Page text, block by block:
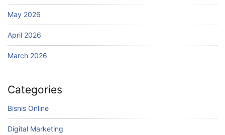
May 2026
April 2026
March 2026
Categories
Bisnis Online
Digital Marketing